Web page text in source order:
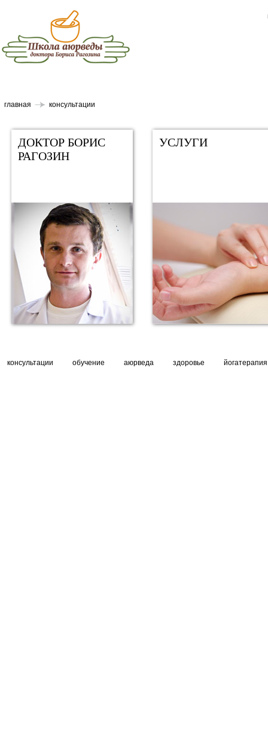
главная консультации
ДОКТОР БОРИС
РАГОЗИН
УСЛУГИ
консультации обучение аюрведа здоровье йогатерапия